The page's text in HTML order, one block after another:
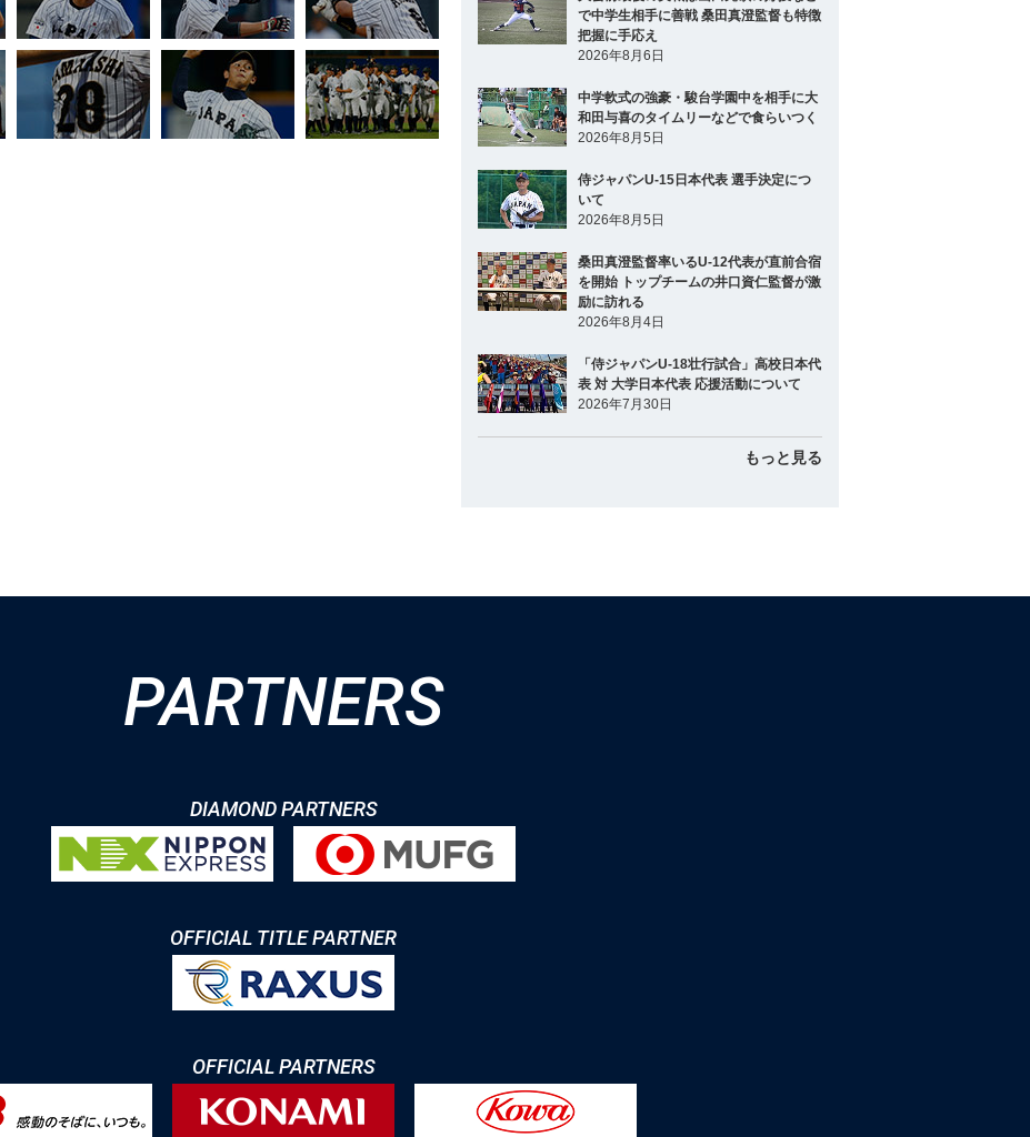
で中学生相手に善戦 桑田真澄監督も特徴
把握に手応え
2026年8月6日
中学軟式の強豪・駿台学園中を相手に大
和田与喜のタイムリーなどで食らいつく
2026年8月5日
侍ジャパンU-15日本代表 選手決定につ
いて
2026年8月5日
桑田真澄監督率いるU-12代表が直前合宿
を開始 トップチームの井口資仁監督が激
励に訪れる
2026年8月4日
「侍ジャパンU-18壮行試合」高校日本代
表 対 大学日本代表 応援活動について
2026年7月30日
もっと見る
PARTNERS
DIAMOND PARTNERS
OFFICIAL TITLE PARTNER
OFFICIAL PARTNERS